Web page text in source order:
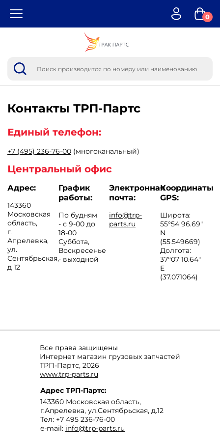
0
Контакты ТРП-Партс
Единый телефон:
+7 (495) 236-76-00 (многоканальный)
Центральный офис
Адрес:
143360
Московская
область,
г.
Апрелевка,
ул.
Сентябрьская,
д 12
График
работы:
По будням
- с 9-00 до
18-00
Суббота,
Воскресенье
- выходной
Электронная
почта:
info@trp-
parts.ru
Координаты
GPS:
Широта:
55°54'96.69"
N
(55.549669)
Долгота:
37°07′10.64″
E
(37.071064)
Все права защищены
Интернет магазин грузовых запчастей
ТРП-Партс, 2026
www.trp-parts.ru
Адрес ТРП-Партс:
143360 Московская область,
г.Апрелевка, ул.Сентябрьская, д.12
Тел: +7 495 236-76-00
e-mail: info@trp-parts.ru